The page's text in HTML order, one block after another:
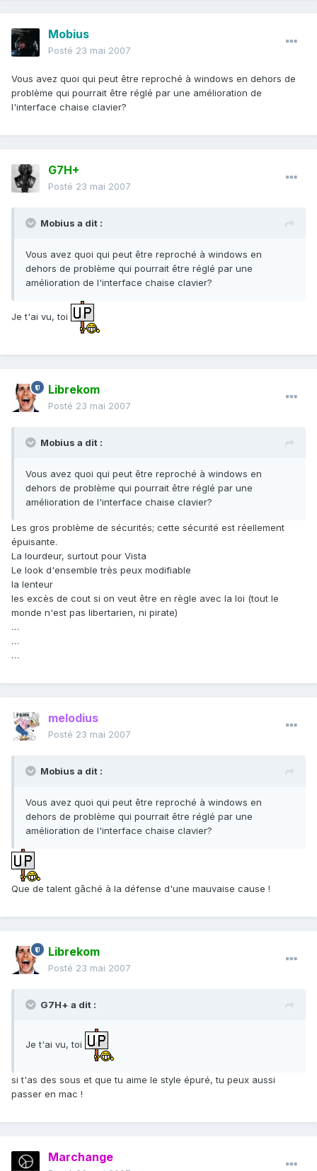
Mobius
Posté 23 mai 2007
Vous avez quoi qui peut être reproché à windows en dehors de
problème qui pourrait être réglé par une amélioration de
l'interface chaise clavier?
G7H+
Posté 23 mai 2007
Mobius a dit :
Vous avez quoi qui peut être reproché à windows en
dehors de problème qui pourrait être réglé par une
amélioration de l'interface chaise clavier?
Je t'ai vu, toi
Librekom
Posté 23 mai 2007
Mobius a dit :
Vous avez quoi qui peut être reproché à windows en
dehors de problème qui pourrait être réglé par une
amélioration de l'interface chaise clavier?
Les gros problème de sécurités; cette sécurité est réellement
épuisante.
La lourdeur, surtout pour Vista
Le look d'ensemble très peux modifiable
la lenteur
les excès de cout si on veut être en règle avec la loi (tout le
monde n'est pas libertarien, ni pirate)
…
…
…
melodius
Posté 23 mai 2007
Mobius a dit :
Vous avez quoi qui peut être reproché à windows en
dehors de problème qui pourrait être réglé par une
amélioration de l'interface chaise clavier?
Que de talent gâché à la défense d'une mauvaise cause !
Librekom
Posté 23 mai 2007
G7H+ a dit :
Je t'ai vu, toi
si t'as des sous et que tu aime le style épuré, tu peux aussi
passer en mac !
Marchange